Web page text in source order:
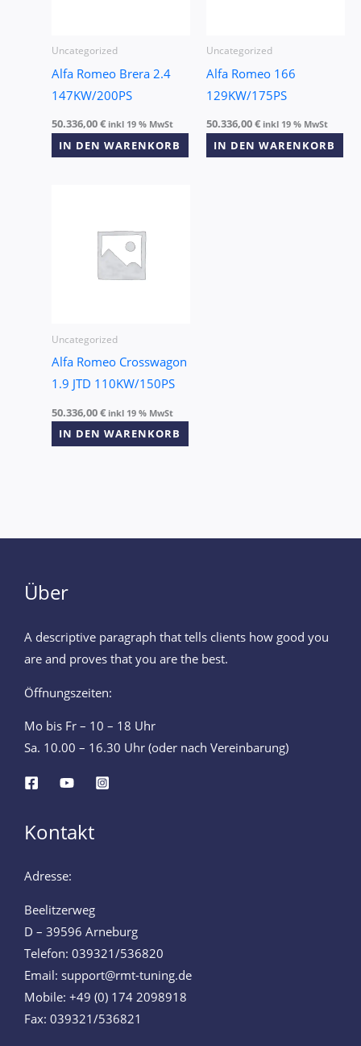
Uncategorized
Alfa Romeo Brera 2.4
147KW/200PS
50.336,00€ inkl 19 % MwSt
IN DEN WARENKORB
Uncategorized
Alfa Romeo 166
129KW/175PS
50.336,00€ inkl 19 % MwSt
IN DEN WARENKORB
Uncategorized
Alfa Romeo Crosswagon
1.9 JTD 110KW/150PS
50.336,00€ inkl 19 % MwSt
IN DEN WARENKORB
Über
A descriptive paragraph that tells clients how good you
are and proves that you are the best.
Öffnungszeiten:
Mo bis Fr – 10 – 18 Uhr
Sa. 10.00 – 16.30 Uhr (oder nach Vereinbarung)
Kontakt
Adresse:
Beelitzerweg
D – 39596 Arneburg
Telefon: 039321/536820
Email: support@rmt-tuning.de
Mobile: +49 (0) 174 2098918
Fax: 039321/536821